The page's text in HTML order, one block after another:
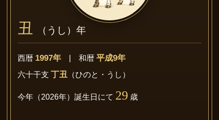
丑 （うし）年
西暦 1997年 | 和暦 平成9年
六十干支 丁丑 （ひのと・うし）
今年（2026年）誕生日にて 29 歳